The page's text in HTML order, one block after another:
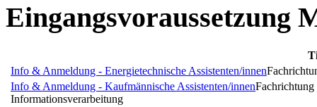
Eingangsvoraussetzung
Info & Anmeldung - Energietechnische Assistenten/innen
Info & Anmeldung - Kaufmännische Assistenten/innenFachrichtung
Informationsverarbeitung